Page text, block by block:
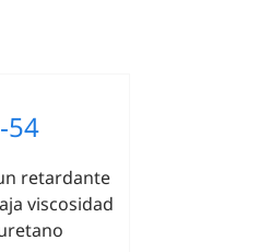
retardante
viscosidad